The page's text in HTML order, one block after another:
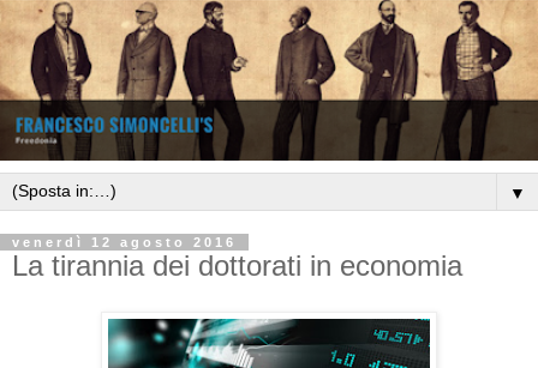
▼
venerdì 12 agosto 2016
La tirannia dei dottorati in economia